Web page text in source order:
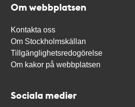
Om webbplatsen
Kontakta oss
Om Stockholmskällan
Tillgänglighetsredogörelse
Om kakor på webbplatsen
Sociala medier